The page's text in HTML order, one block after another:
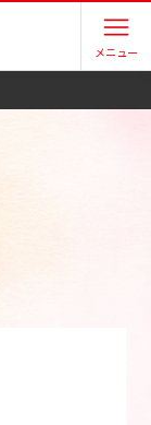
メニュー